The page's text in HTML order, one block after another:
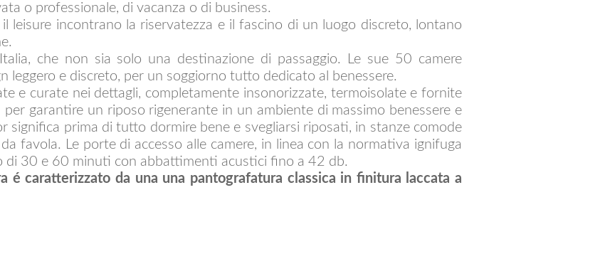
o professionale, di vacanza o di business.
leisure incontrano la riservatezza e il fascino di un luogo discreto, lontano
che non sia solo una destinazione di passaggio. Le sue 50 camere
leggero e discreto, per un soggiorno tutto dedicato al benessere.
e curate nei dettagli, completamente insonorizzate, termoisolate e fornite
garantire un riposo rigenerante in un ambiente di massimo benessere e
significa prima di tutto dormire bene e svegliarsi riposati, in stanze comode
favola. Le porte di accesso alle camere, in linea con la normativa ignifuga
di 30 e 60 minuti con abbattimenti acustici fino a 42 db.
é caratterizzato da una una pantografatura classica in finitura laccata a